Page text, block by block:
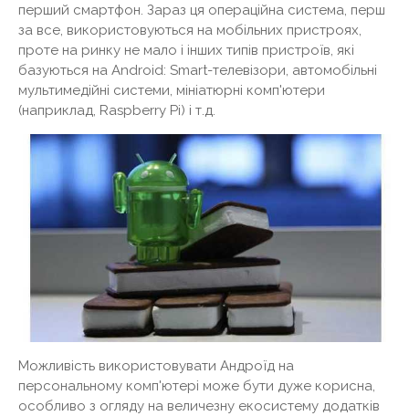
перший смартфон. Зараз ця операційна система, перш
за все, використовуються на мобільних пристроях,
проте на ринку не мало і інших типів пристроїв, які
базуються на Android: Smart-телевізори, автомобільні
мультимедійні системи, мініатюрні комп'ютери
(наприклад, Raspberry Pi) і т.д.
Можливість використовувати Андроїд на
персональному комп'ютері може бути дуже корисна,
особливо з огляду на величезну екосистему додатків